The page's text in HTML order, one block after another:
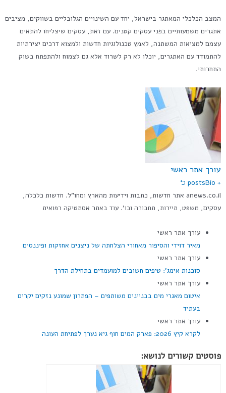
המצב הכלכלי המאתגר בישראל, יחד עם השינויים הגלובליים בשווקים, מציבים
אתגרים משמעותיים בפני עסקים קטנים. עם זאת, עסקים שיצליחו להתאים
עצמם למציאות המשתנה, לאמץ טכנולוגיות חדשות ולמצוא דרכים יצירתיות
להתמודד עם האתגרים, יוכלו לא רק לשרוד אלא גם לצמוח ולהתפתח בשוק
התחרותי.
עורך אתר ראשי
+ posts
Bio ⮌
anews.co.il אתר חדשות, כתבות וידיעות מהארץ ומחו"ל. חדשות כלכלה,
עסקים, משפט, תיירות, תחבורה וכו'. עוד באתר אסתטיקה רפואית
עורך אתר ראשי
מאיר דוידי והסיפור מאחורי הצלחתה של ניצנים אחזקות ופיננסים
עורך אתר ראשי
סוכנות אימג': טיפים חשובים למועמדים בתחילת הדרך
עורך אתר ראשי
איטום מאגרי מים בבניינים משותפים – הפתרון שמונע נזקים יקרים
בעתיד
עורך אתר ראשי
לקרא קיץ 2026: פארק המים חוף גיא נערך לפתיחת העונה
פוסטים קשורים לנושא: